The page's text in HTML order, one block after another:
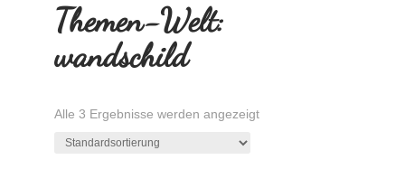
Themen-Welt:
wandschild
Alle 3 Ergebnisse werden angezeigt